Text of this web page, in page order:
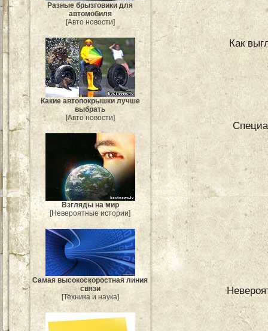
Разные брызговики для
автомобиля
[Авто новости]
Какие автопокрышки лучше
выбрать
[Авто новости]
Взгляды на мир
[Невероятные истории]
Самая высокоскоростная линия
связи
[Техника и наука]
Как